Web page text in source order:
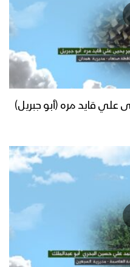
علي قايد مره (أبو جبريل)